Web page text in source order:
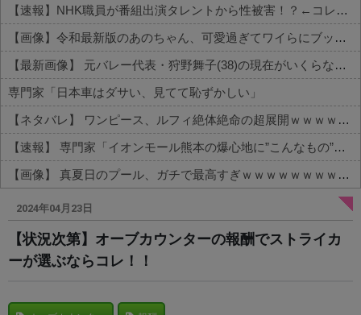
【速報】NHK職員が番組出演タレントから性被害！？←コレマジならヤバくねーか？
【画像】令和最新版のあのちゃん、可愛過ぎてワイらにブッ刺さりまくりw w w w w w
【最新画像】 元バレー代表・狩野舞子(38)の現在がいくらなんでも即ハボすぎる！
専門家「日本車はダサい、見てて恥ずかしい」
【ネタバレ】 ワンピース、ルフィ絶体絶命の超展開ｗｗｗｗｗｗｗｗｗｗｗｗｗｗｗｗｗｗｗｗｗｗｗｗｗｗｗｗｗｗｗｗｗｗｗｗｗｗｗｗｗｗｗｗｗ...
【速報】 専門家「イオンモール熊本の爆心地に”こんなもの”があったんだけど…」
【画像】 真夏日のプール、ガチで最高すぎｗｗｗｗｗｗｗｗｗｗ
Powered by livedoor 相互RSS
2024年04月23日
【状況次第】オーブカウンターの報酬でストライカ
ーが選ぶならコレ！！